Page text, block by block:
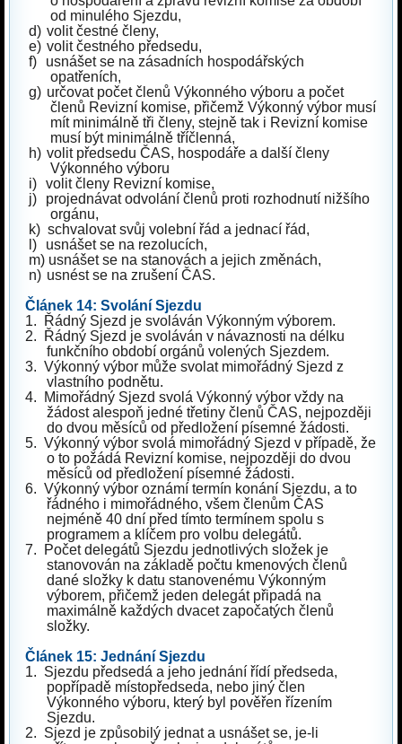
od minulého Sjezdu,
d) volit čestné členy,
e) volit čestného předsedu,
f)
usnášet se na zásadních hospodářských
opatřeních,
g) určovat počet členů Výkonného výboru a počet
členů Revizní komise, přičemž Výkonný výbor musí
mít minimálně tři členy, stejně tak i Revizní komise
musí být minimálně tříčlenná,
h) volit předsedu ČAS, hospodáře a další členy
Výkonného výboru
i)
volit členy Revizní komise,
j)
projednávat odvolání členů proti rozhodnutí nižšího
orgánu,
k) schvalovat svůj volební řád a jednací řád,
l)
usnášet se na rezolucích,
m) usnášet se na stanovách a jejich změnách,
n) usnést se na zrušení ČAS.
Článek 14: Svolání Sjezdu
1.
Řádný Sjezd je svoláván Výkonným výborem.
2.
Řádný Sjezd je svoláván v návaznosti na délku
funkčního období orgánů volených Sjezdem.
3. Výkonný výbor může svolat mimořádný Sjezd z
vlastního podnětu.
4.
Mimořádný Sjezd svolá Výkonný výbor vždy na
žádost alespoň jedné třetiny členů ČAS, nejpozději
do dvou měsíců od předložení písemné žádosti.
5. Výkonný výbor svolá mimořádný Sjezd v případě, že
o to požádá Revizní komise, nejpozději do dvou
měsíců od předložení písemné žádosti.
6. Výkonný výbor oznámí termín konání Sjezdu, a to
řádného i mimořádného, všem členům ČAS
nejméně 40 dní před tímto termínem spolu s
programem a klíčem pro volbu delegátů.
7.
Počet delegátů Sjezdu jednotlivých složek je
stanovován na základě počtu kmenových členů
dané složky k datu stanovenému Výkonným
výborem, přičemž jeden delegát připadá na
maximálně každých dvacet započatých členů
složky.
Článek 15: Jednání Sjezdu
1. Sjezdu předsedá a jeho jednání řídí předseda,
popřípadě místopředseda, nebo jiný člen
Výkonného výboru, který byl pověřen řízením
Sjezdu.
2. Sjezd je způsobilý jednat a usnášet se, je-li